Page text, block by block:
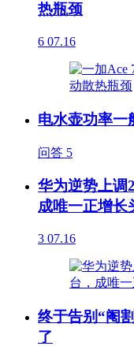
热瓶颈
6 07.16
电水壶功率一
问答 5
华为逆势上调
成唯一正增长
3 07.16
终于告别“阉
了